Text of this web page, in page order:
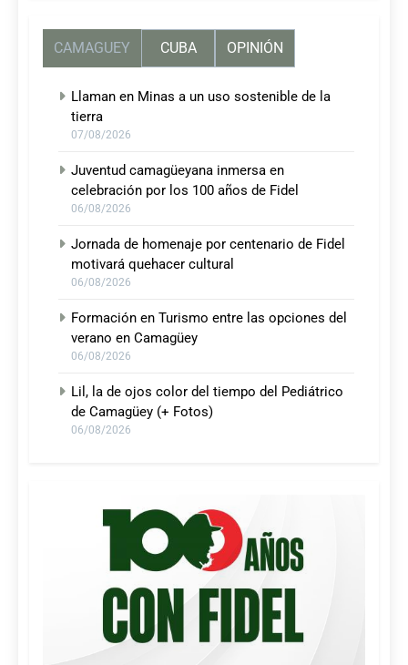
CAMAGUEY CUBA OPINIÓN
Llaman en Minas a un uso sostenible de la
tierra
07/08/2026
Juventud camagüeyana inmersa en
celebración por los 100 años de Fidel
06/08/2026
Jornada de homenaje por centenario de Fidel
motivará quehacer cultural
06/08/2026
Formación en Turismo entre las opciones del
verano en Camagüey
06/08/2026
Lil, la de ojos color del tiempo del Pediátrico
de Camagüey (+ Fotos)
06/08/2026